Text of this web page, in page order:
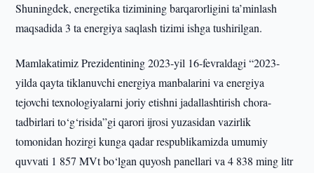
Shuningdek, energetika tizimining barqarorligini ta’minlash
maqsadida 3 ta energiya saqlash tizimi ishga tushirilgan.
Mamlakatimiz Prezidentining 2023-yil 16-fevraldagi “2023-
yilda qayta tiklanuvchi energiya manbalarini va energiya
tejovchi texnologiyalarni joriy etishni jadallashtirish chora-
tadbirlari to‘g‘risida”gi qarori ijrosi yuzasidan vazirlik
tomonidan hozirgi kunga qadar respublikamizda umumiy
quvvati 1 857 MVt bo‘lgan quyosh panellari va 4 838 ming litr